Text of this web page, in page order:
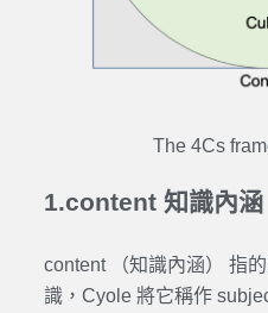
The 4Cs
1.content 知識內涵
content （知識內涵） 指
識，Cyole 將它稱作